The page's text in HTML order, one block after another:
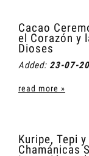
Cacao
el Corazón y
Dioses
Added: 23-07-
read more »
Kuripe, Tepi
Chamánicas